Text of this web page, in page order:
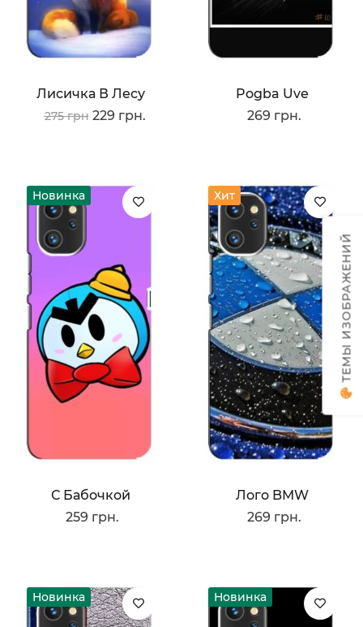
Лисичка В Лесу
275 грн 229 грн.
Pogba Uve
269 грн.
Новинка
С Бабочкой
259 грн.
Хит
Лого BMW
269 грн.
Новинка Новинка
ТЕМЫ ИЗОБРАЖЕНИЙ